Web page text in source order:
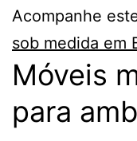
Acompanhe
sob medida em
Móveis
para